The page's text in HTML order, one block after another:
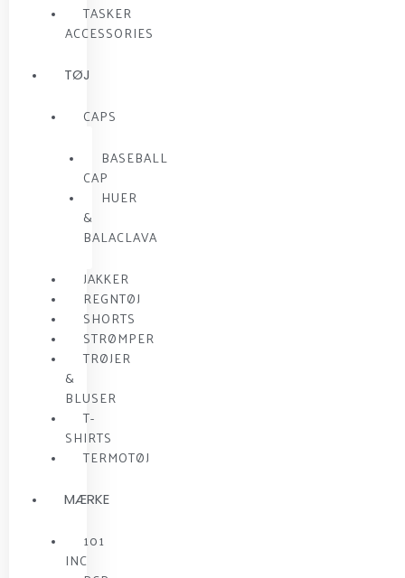
TASKER
ACCESSORIES
TØJ
CAPS
BASEBALL
CAP
HUER
&
BALACLAVA
JAKKER
REGNTØJ
SHORTS
STRØMPER
TRØJER
&
BLUSER
T-
SHIRTS
TERMOTØJ
MÆRKE
101
INC